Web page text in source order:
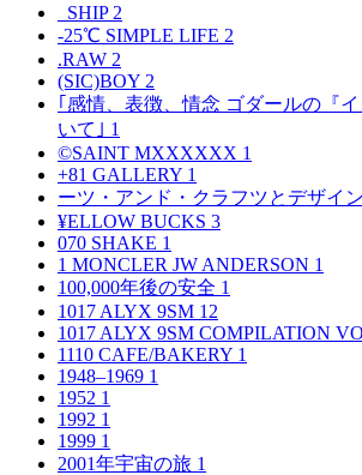
_SHIP 2
-25℃ SIMPLE LIFE 2
.RAW 2
(SIC)BOY 2
｢感情、表徴、情念 ゴダールの『
いて｣ 1
©SAINT MXXXXXX 1
+81 GALLERY 1
ーツ・アンド・クラフツとデザイン
¥ELLOW BUCKS 3
070 SHAKE 1
1 MONCLER JW ANDERSON 1
100,000年後の安全 1
1017 ALYX 9SM 12
1017 ALYX 9SM COMPILATION
1110 CAFE/BAKERY 1
1948–1969 1
1952 1
1992 1
1999 1
2001年宇宙の旅 1